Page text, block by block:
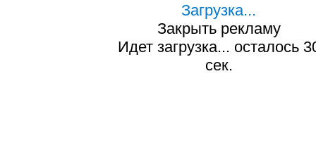
Загрузка...
Закрыть рекламу
Идет загрузка... осталось
сек.